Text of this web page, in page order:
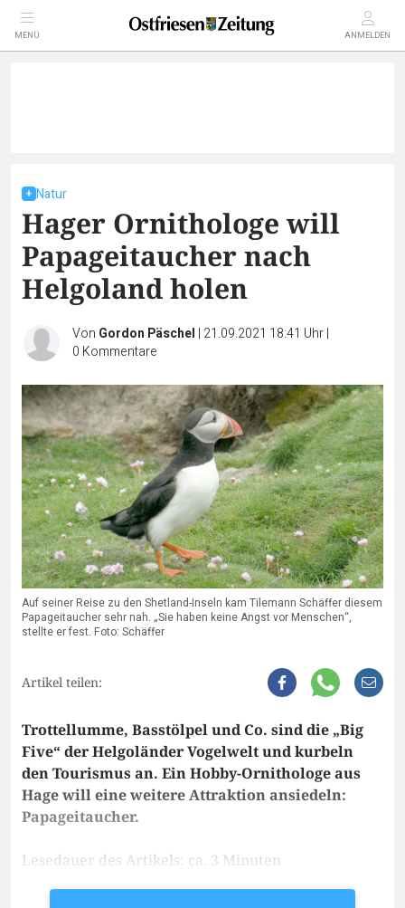
MENÜ ANMELDEN
Natur
Hager Ornithologe will
Papageitaucher nach
Helgoland holen
Von Gordon Päschel | 21.09.2021 18:41 Uhr|
0 Kommentare
Auf seiner Reise zu den Shetland-Inseln kam Tilemann Schäffer diesem
Papageitaucher sehr nah. „Sie haben keine Angst vor Menschen“,
stellte er fest. Foto: Schäffer
Artikel teilen:
Trottellumme, Basstölpel und Co. sind die „Big
Five“ der Helgoländer Vogelwelt und kurbeln
den Tourismus an. Ein Hobby-Ornithologe aus
Hage will eine weitere Attraktion ansiedeln:
Papageitaucher.
Lesedauer des Artikels: ca. 3 Minuten